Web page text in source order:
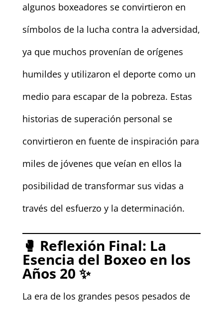
algunos boxeadores se convirtieron en
símbolos de la lucha contra la adversidad,
ya que muchos provenían de orígenes
humildes y utilizaron el deporte como un
medio para escapar de la pobreza. Estas
historias de superación personal se
convirtieron en fuente de inspiración para
miles de jóvenes que veían en ellos la
posibilidad de transformar sus vidas a
través del esfuerzo y la determinación.
🥊 Reflexión Final: La
Esencia del Boxeo en los
Años 20 ✨
La era de los grandes pesos pesados de